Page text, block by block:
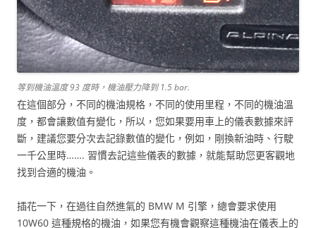
等到機油溫度 93 度時，機油壓力降到 1.5 bar.
在這個部分，不同的機油規格，不同的使用里程，不同的機油溫
度，都會讓數值有變化，所以，您如果要用車上的儀表數據來評
斷，建議您要分次去記錄數值的變化，例如，剛換新油時、行駛
一千公里時……. 習慣去記這些儀表的數據，就能幫助您更客觀地
找到合適的機油。
插花一下，在過往自然進氣的 BMW M 引擎，總會要求使用
10W60 這種規格的機油，如果您有機會觀察這種機油在儀表上的